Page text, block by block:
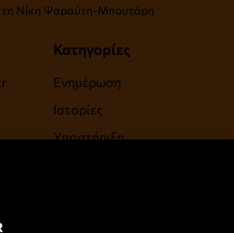
Νίκη Ψαραύτη-Μπουτάρη
Κατηγορίες
Ενημέρωση
Ιστορίες
Υποστήριξη